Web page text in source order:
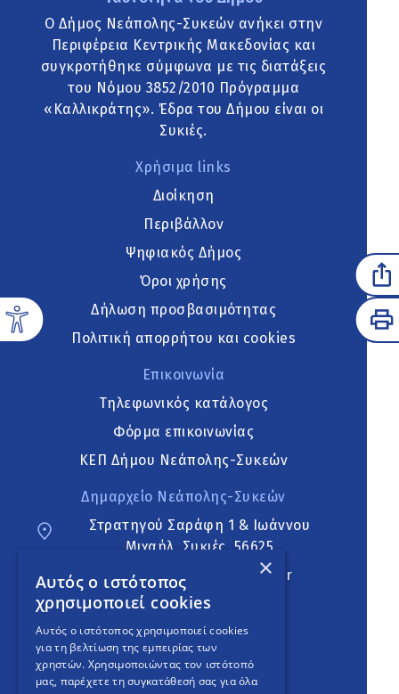
Ο Δήμος Νεάπολης-Συκεών ανήκει στην
Περιφέρεια Κεντρικής Μακεδονίας και
συγκροτήθηκε σύμφωνα με τις διατάξεις
του Νόμου 3852/2010 Πρόγραμμα
«Καλλικράτης». Έδρα του Δήμου είναι οι
Συκιές.
Χρήσιμα links
Διοίκηση
Περιβάλλον
Ψηφιακός Δήμος
Όροι χρήσης
Δήλωση προσβασιμότητας
Πολιτική απορρήτου και cookies
Επικοινωνία
Τηλεφωνικός κατάλογος
Φόρμα επικοινωνίας
ΚΕΠ Δήμου Νεάπολης-Συκεών
Δημαρχείο Νεάπολης-Συκεών
Στρατηγού Σαράφη 1 & Ιωάννου
Μιχαήλ, Συκιές, 56625
neapoli.sykies@ddt.gov.gr
Ακολουθήστε
English Version
×
Αυτός ο ιστότοπος
χρησιμοποιεί cookies
Αυτός ο ιστότοπος χρησιμοποιεί cookies
για τη βελτίωση της εμπειρίας των
χρηστών. Χρησιμοποιώντας τον ιστότοπό
μας, παρέχετε τη συγκατάθεσή σας για όλα